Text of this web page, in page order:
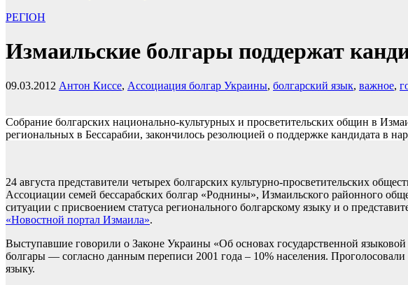
РЕГІОН
Измаильские болгары поддержат
09.03.2012 Антон Киссе, Ассоциация болгар Украины, болгарский язык, важное,
Собрание болгарских национально-культурных и просветительских общин в
региональных в Бессарабии, закончилось резолюцией о поддержке кандидата в
24 августа представители четырех болгарских культурно-просветительских
Ассоциации семей бессарабских болгар «Роднины», Измаильского районного
ситуации с присвоением статуса регионального болгарскому языку и о
«Новостной портал Измаила».
Выступавшие говорили о Законе Украины «Об основах государственной
болгары — согласно данным переписи 2001 года – 10% населения.
языку.